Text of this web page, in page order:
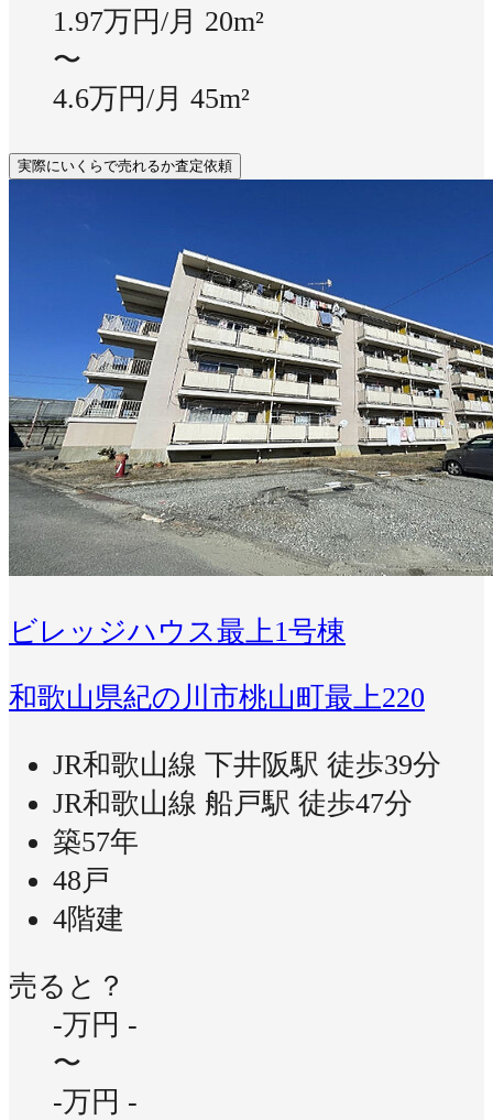
1.97万円/月 20m²
〜
4.6万円/月 45m²
実際にいくらで売れるか査定依頼
ビレッジハウス最上1号棟
和歌山県紀の川市桃山町最上220
JR和歌山線 下井阪駅 徒歩39分
JR和歌山線 船戸駅 徒歩47分
築57年
48戸
4階建
売ると？
-万円 -
〜
-万円 -